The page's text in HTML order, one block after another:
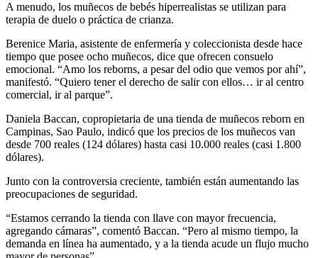
A menudo, los muñecos de bebés hiperrealistas se utilizan para
terapia de duelo o práctica de crianza.
Berenice Maria, asistente de enfermería y coleccionista desde hace
tiempo que posee ocho muñecos, dice que ofrecen consuelo
emocional. “Amo los reborns, a pesar del odio que vemos por ahí”,
manifestó. “Quiero tener el derecho de salir con ellos… ir al centro
comercial, ir al parque”.
Daniela Baccan, copropietaria de una tienda de muñecos reborn en
Campinas, Sao Paulo, indicó que los precios de los muñecos van
desde 700 reales (124 dólares) hasta casi 10.000 reales (casi 1.800
dólares).
Junto con la controversia creciente, también están aumentando las
preocupaciones de seguridad.
“Estamos cerrando la tienda con llave con mayor frecuencia,
agregando cámaras”, comentó Baccan. “Pero al mismo tiempo, la
demanda en línea ha aumentado, y a la tienda acude un flujo mucho